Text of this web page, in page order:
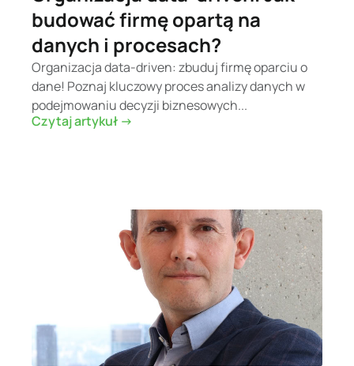
budować firmę opartą na
danych i procesach?
Organizacja data-driven: zbuduj firmę oparciu o
dane! Poznaj kluczowy proces analizy danych w
podejmowaniu decyzji biznesowych...
Czytaj artykuł ->